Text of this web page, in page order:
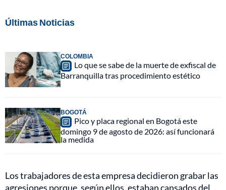
Últimas Noticias
COLOMBIA
Lo que se sabe de la muerte de exfiscal de
Barranquilla tras procedimiento estético
BOGOTÁ
Pico y placa regional en Bogotá este
domingo 9 de agosto de 2026: así funcionará
la medida
Los trabajadores de esta empresa decidieron grabar las
agresiones porque, según ellos, estaban cansados del